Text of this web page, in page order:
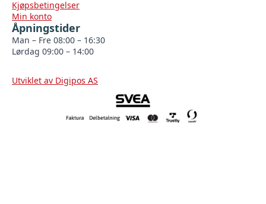
Kjøpsbetingelser
Min konto
Åpningstider
Man – Fre 08:00 – 16:30
Lørdag 09:00 – 14:00
Utviklet av Digipos AS